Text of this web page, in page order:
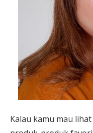
Kalau kamu mau